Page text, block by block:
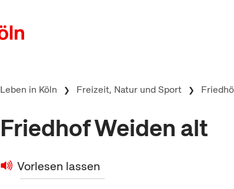
Leben in Köln Freizeit, Natur und Sport
Friedhof Weiden alt
Vorlesen lassen